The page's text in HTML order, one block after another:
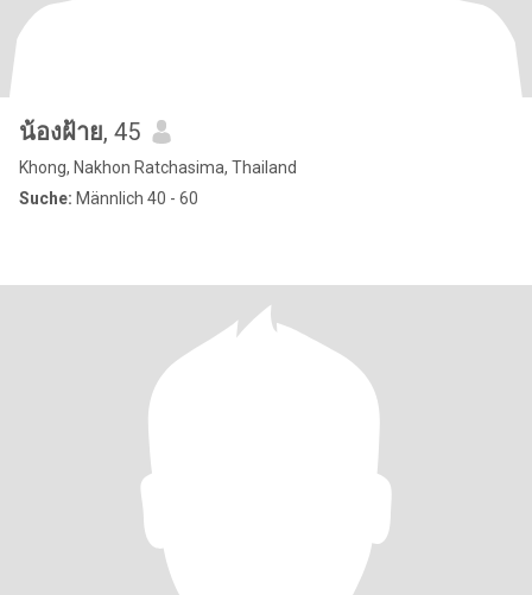
น้องฝ้าย, 45
Khong, Nakhon Ratchasima, Thailand
Suche: Männlich 40 - 60